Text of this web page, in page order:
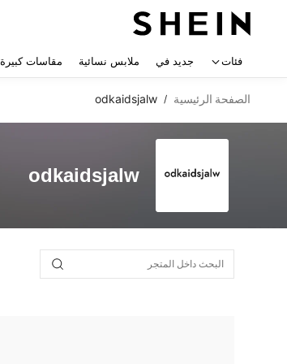
فئات جديد في ملابس نسائية مقاسات كبيرة
الصفحة الرئيسية /
odkaidsjalw
odkaidsjalw